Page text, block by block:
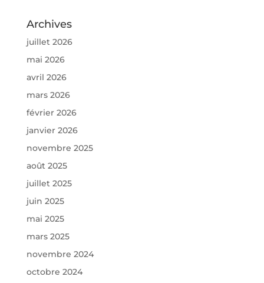
Archives
juillet 2026
mai 2026
avril 2026
mars 2026
février 2026
janvier 2026
novembre 2025
août 2025
juillet 2025
juin 2025
mai 2025
mars 2025
novembre 2024
octobre 2024